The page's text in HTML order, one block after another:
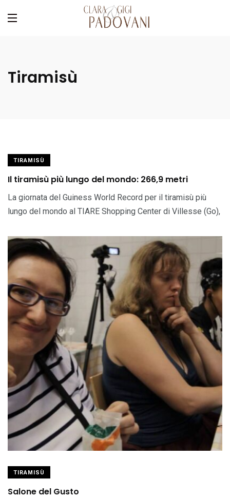
Tiramisù
TIRAMISÙ
Il tiramisù più lungo del mondo: 266,9 metri
La giornata del Guiness World Record per il tiramisù più
lungo del mondo al TIARE Shopping Center di Villesse (Go),
TIRAMISÙ
Salone del Gusto